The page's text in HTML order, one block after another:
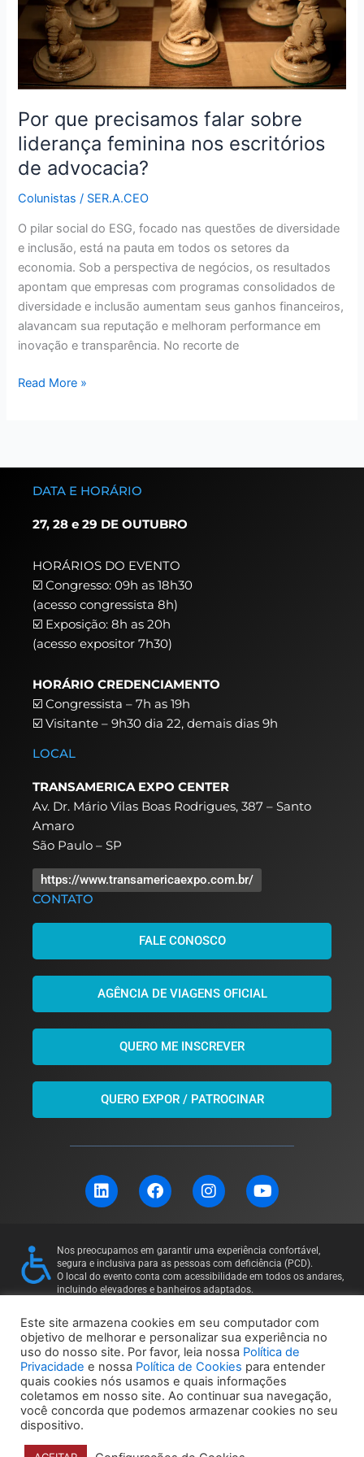
Por que precisamos falar sobre
liderança feminina nos escritórios
de advocacia?
Colunistas / SER.A.CEO
O pilar social do ESG, focado nas questões de diversidade
e inclusão, está na pauta em todos os setores da
economia. Sob a perspectiva de negócios, os resultados
apontam que empresas com programas consolidados de
diversidade e inclusão aumentam seus ganhos financeiros,
alavancam sua reputação e melhoram performance em
inovação e transparência. No recorte de
nos
escritórios
advocacia?
Read More »
DATA E HORÁRIO
27, 28 e 29 DE OUTUBRO
HORÁRIOS DO EVENTO
☑️ Congresso: 09h as 18h30
(acesso congressista 8h)
☑️ Exposição: 8h as 20h
(acesso expositor 7h30)
HORÁRIO CREDENCIAMENTO
☑️ Congressista – 7h as 19h
☑️ Visitante – 9h30 dia 22, demais dias 9h
LOCAL
TRANSAMERICA EXPO CENTER
Av. Dr. Mário Vilas Boas Rodrigues, 387 – Santo
Amaro
São Paulo – SP
https://www.transamericaexpo.com.br/
CONTATO
FALE CONOSCO
AGÊNCIA DE VIAGENS OFICIAL
QUERO ME INSCREVER
QUERO EXPOR / PATROCINAR
L
i
e
d
i
n
F
a
b
o
o
k
I
n
a
g
r
a
Y
o
u
b
e
Nos preocupamos em garantir uma experiência confortável,
segura e inclusiva para as pessoas com deficiência (PCD).
O local do evento conta com acessibilidade em todos os andares,
incluindo elevadores e banheiros adaptados.
contato: 11 97169-5011
© 2024 Unbox Eventos – Todos os direitos reservados |
Política de Privacidade Política de Cookies
Este site armazena cookies em seu computador com
objetivo de melhorar e personalizar sua experiência no
uso do nosso site. Por favor, leia nossa Política de
Privacidade e nossa Política de Cookies para entender
quais cookies nós usamos e quais informações
coletamos em nosso site. Ao continuar sua navegação,
você concorda que podemos armazenar cookies no seu
dispositivo.